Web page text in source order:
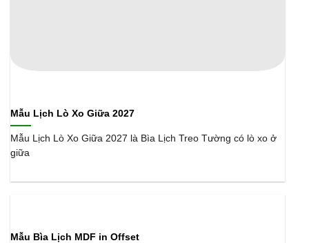
Mẫu Lịch Lò Xo Giữa 2027
Mẫu Lịch Lò Xo Giữa 2027 là Bìa Lịch Treo Tường có lò xo ở
giữa
Mẫu Bìa Lịch MDF in Offset